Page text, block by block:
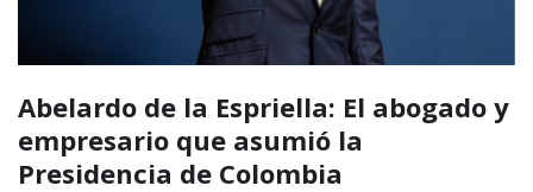
Abelardo de la Espriella: El abogado y
empresario que asumió la
Presidencia de Colombia